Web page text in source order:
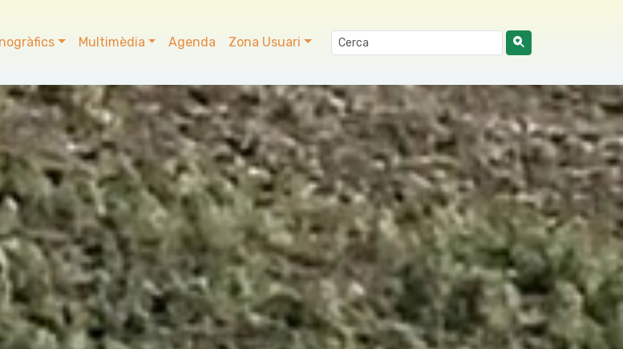
Multimèdia Agenda Zona Usuari